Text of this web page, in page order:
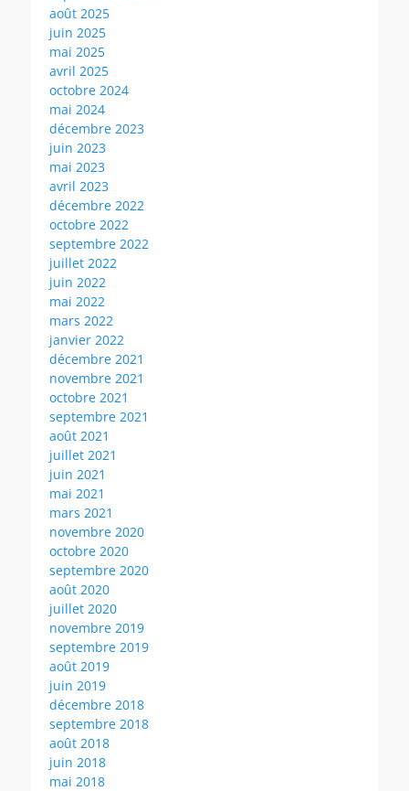
août 2025
juin 2025
mai 2025
avril 2025
octobre 2024
mai 2024
décembre 2023
juin 2023
mai 2023
avril 2023
décembre 2022
octobre 2022
septembre 2022
juillet 2022
juin 2022
mai 2022
mars 2022
janvier 2022
décembre 2021
novembre 2021
octobre 2021
septembre 2021
août 2021
juillet 2021
juin 2021
mai 2021
mars 2021
novembre 2020
octobre 2020
septembre 2020
août 2020
juillet 2020
novembre 2019
septembre 2019
août 2019
juin 2019
décembre 2018
septembre 2018
août 2018
juin 2018
mai 2018